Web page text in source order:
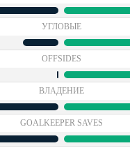
УГЛОВЫЕ
OFFSIDES
ВЛАДЕНИЕ
GOALKEEPER SAVES